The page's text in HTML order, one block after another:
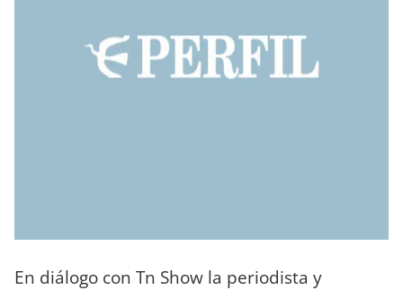
En diálogo con Tn Show la periodista y